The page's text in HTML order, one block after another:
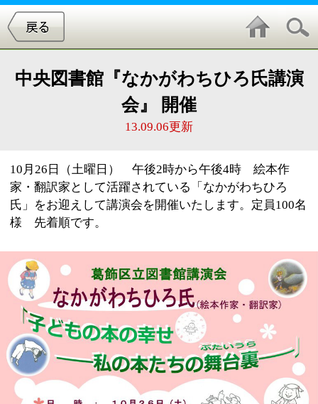
会』 開催
13.09.06更新
10月26日（土曜日） 午後2時から午後4時 絵本作
家・翻訳家として活躍されている「なかがわちひろ